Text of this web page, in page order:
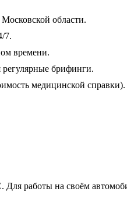
области.
7.
времени.
брифинги.
медицинской справки).
Для работы на своём